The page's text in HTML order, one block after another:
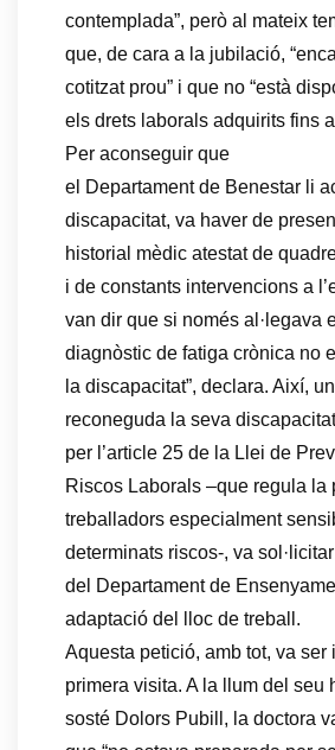
contemplada”, però al mateix
que, de cara a la jubilació,
cotitzat prou” i que no “està
els drets laborals adquirits fins
Per aconseguir que
el Departament de Benestar li
discapacitat, va haver de
historial mèdic atestat de
i de constants intervencions a
van dir que si només al·legava
diagnòstic de fatiga crònica no
la discapacitat”, declara. Així,
reconeguda la seva
per l’article 25 de la Llei de
Riscos Laborals –que regula la
treballadors especialment
determinats riscos-, va
del Departament de
adaptació del lloc de treball.
Aquesta petició, amb tot, va ser
primera visita. A la llum del seu
sosté Dolors Pubill, la doctora